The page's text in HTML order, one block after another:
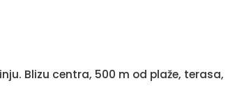
Blizu centra, 500 m od plaže, terasa,